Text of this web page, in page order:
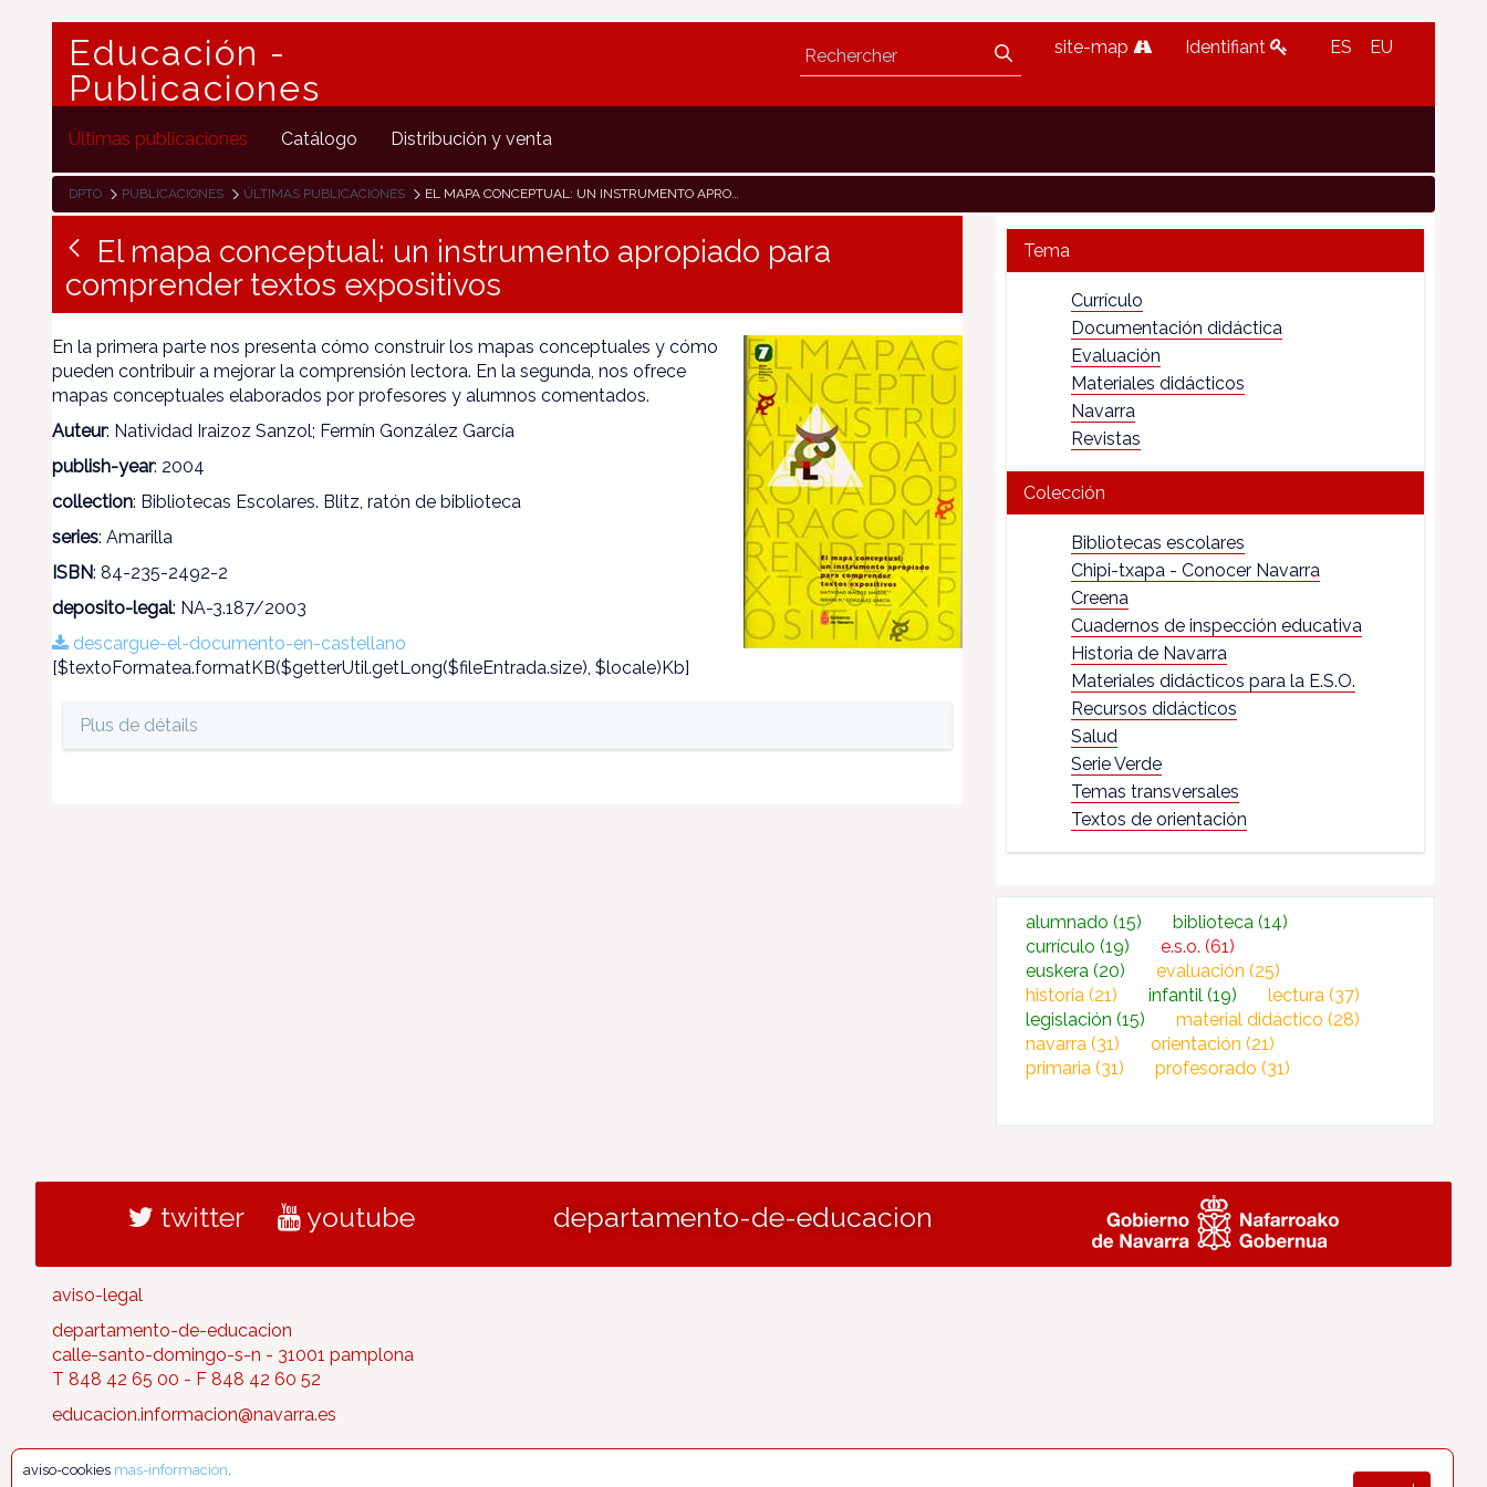
Educación -
Publicaciones
site-map Identifiant ES EU
Últimas publicaciones Catálogo Distribución y venta
DPTO PUBLICACIONES ÚLTIMAS PUBLICACIONES EL MAPA CONCEPTUAL: UN INSTRUMENTO APROPIADO PARA COMPRENDER TEXTOS EXPOSITIVOS
El mapa conceptual: un instrumento apropiado para
comprender textos expositivos
En la primera parte nos presenta cómo construir los mapas conceptuales y cómo
pueden contribuir a mejorar la comprensión lectora. En la segunda, nos ofrece
mapas conceptuales elaborados por profesores y alumnos comentados.
Auteur: Natividad Iraizoz Sanzol; Fermín González García
publish-year: 2004
collection: Bibliotecas Escolares. Blitz, ratón de biblioteca
series: Amarilla
ISBN: 84-235-2492-2
deposito-legal: NA-3.187/2003
descargue-el-documento-en-castellano
[$textoFormatea.formatKB($getterUtil.getLong($fileEntrada.size), $locale)Kb]
Plus de détails
Tema
Currículo
Documentación didáctica
Evaluación
Materiales didácticos
Navarra
Revistas
Colección
Bibliotecas escolares
Chipi-txapa - Conocer Navarra
Creena
Cuadernos de inspección educativa
Historia de Navarra
Materiales didácticos para la E.S.O.
Recursos didácticos
Salud
Serie Verde
Temas transversales
Textos de orientación
alumnado(15) biblioteca(14)
currículo(19) e.s.o.(61)
euskera(20) evaluación(25)
historia(21) infantil(19) lectura(37)
legislación(15) material didáctico(28)
navarra(31) orientación(21)
primaria(31) profesorado(31)
twitter youtube departamento-de-educacion
aviso-legal
departamento-de-educacion
calle-santo-domingo-s-n - 31001 pamplona
T 848 42 65 00 - F 848 42 60 52
educacion.informacion@navarra.es
aviso-cookies mas-informacion.